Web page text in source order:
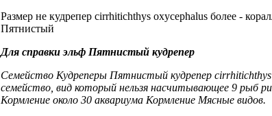
Размер не кудрепер cirrhitichthys oxycephalus более -
Пятнистый
Для справкиэльф Пятнистый кудрепер
Семейство Кудреперы Пятнистый кудрепер cirrhitichthys
семейство, вид который нельзя насчитывающее 9 рыб
Кормление около 30 аквариума Кормление Мясные видов.